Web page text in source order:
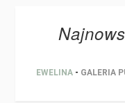
EWELINA - GALERIA